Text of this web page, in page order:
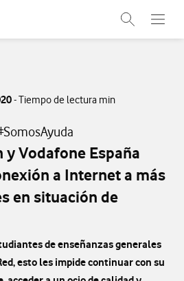
Abrir
Menu
Abre
- Tiempo de lectura min
y Vodafone España
a Internet a más
en situación de
de enseñanzas generales
esto les impide continuar con su